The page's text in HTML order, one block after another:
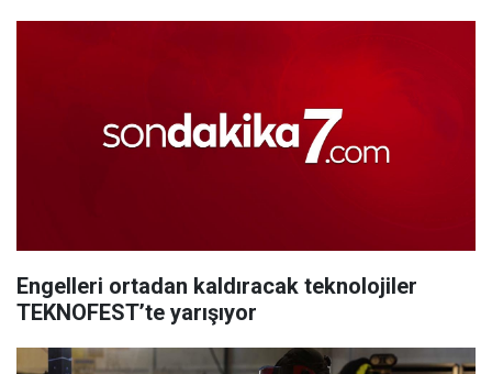
Engelleri ortadan kaldıracak teknolojiler
TEKNOFEST’te yarışıyor